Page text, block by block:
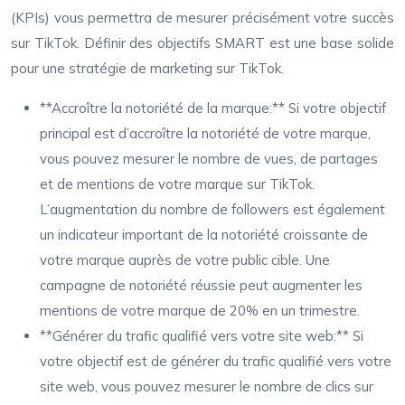
(KPIs) vous permettra de mesurer précisément votre succès
sur TikTok. Définir des objectifs SMART est une base solide
pour une stratégie de marketing sur TikTok.
**Accroître la notoriété de la marque:** Si votre objectif
principal est d’accroître la notoriété de votre marque,
vous pouvez mesurer le nombre de vues, de partages
et de mentions de votre marque sur TikTok.
L’augmentation du nombre de followers est également
un indicateur important de la notoriété croissante de
votre marque auprès de votre public cible. Une
campagne de notoriété réussie peut augmenter les
mentions de votre marque de 20% en un trimestre.
**Générer du trafic qualifié vers votre site web:** Si
votre objectif est de générer du trafic qualifié vers votre
site web, vous pouvez mesurer le nombre de clics sur